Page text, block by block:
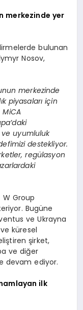
merkezinde yer
bulunan
Nosov,
merkezinde
piyasaları için
ve uyumluluk
destekliyor.
regülasyon
W Group
Bugüne
ve Ukrayna
küresel
şirket,
ve diğer
devam ediyor.
ilk